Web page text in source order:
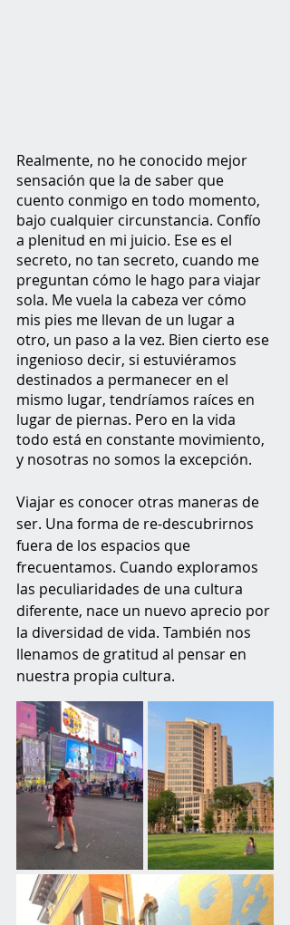
Realmente, no he conocido mejor
sensación que la de saber que
cuento conmigo en todo momento,
bajo cualquier circunstancia. Confío
a plenitud en mi juicio. Ese es el
secreto, no tan secreto, cuando me
preguntan cómo le hago para viajar
sola. Me vuela la cabeza ver cómo
mis pies me llevan de un lugar a
otro, un paso a la vez. Bien cierto ese
ingenioso decir, si estuviéramos
destinados a permanecer en el
mismo lugar, tendríamos raíces en
lugar de piernas. Pero en la vida
todo está en constante movimiento,
y nosotras no somos la excepción.
Viajar es conocer otras maneras de
ser. Una forma de re-descubrirnos
fuera de los espacios que
frecuentamos. Cuando exploramos
las peculiaridades de una cultura
diferente, nace un nuevo aprecio por
la diversidad de vida. También nos
llenamos de gratitud al pensar en
nuestra propia cultura.